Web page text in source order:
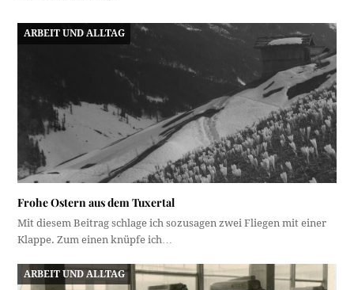
ARBEIT UND ALLTAG
Frohe Ostern aus dem Tuxertal
Mit diesem Beitrag schlage ich sozusagen zwei Fliegen mit einer
Klappe. Zum einen knüpfe ich…
ARBEIT UND ALLTAG